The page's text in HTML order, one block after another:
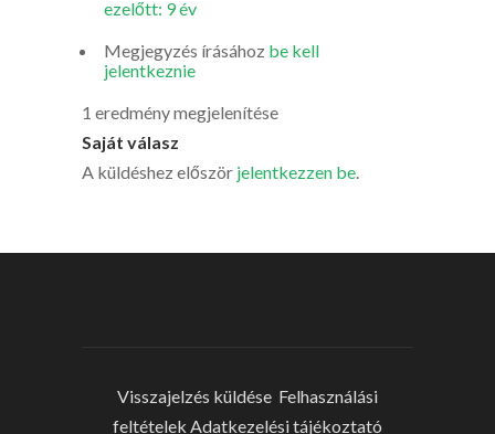
ezelőtt: 9 év
Megjegyzés írásához be kell
jelentkeznie
1 eredmény megjelenítése
Saját válasz
A küldéshez először jelentkezzen be.
Visszajelzés küldése Felhasználási
feltételek Adatkezelési tájékoztató